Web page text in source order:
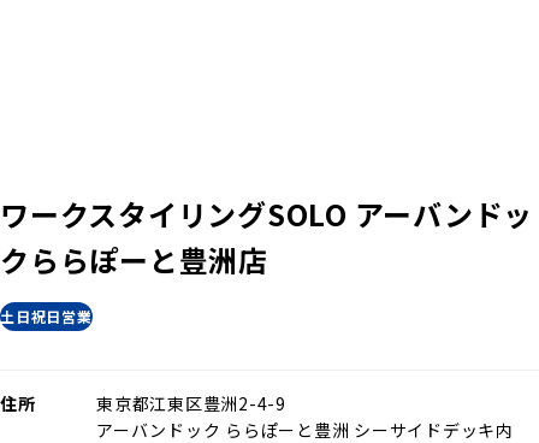
ワークスタイリングSOLO アーバンドッ
クららぽーと豊洲店
土日祝日営業
住所
東京都江東区豊洲2-4-9
アーバンドック ららぽーと豊洲 シーサイドデッキ内